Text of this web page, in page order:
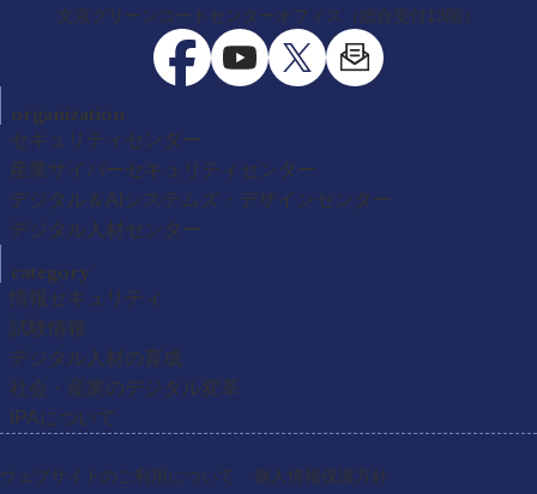
文京グリーンコートセンターオフィス（総合受付13階）
organization
セキュリティセンター
産業サイバーセキュリティセンター
デジタル＆AIシステムズ・デザインセンター
デジタル人材センター
category
情報セキュリティ
試験情報
デジタル人材の育成
社会・産業のデジタル変革
IPAについて
ウェブサイトのご利用について
個人情報保護方針